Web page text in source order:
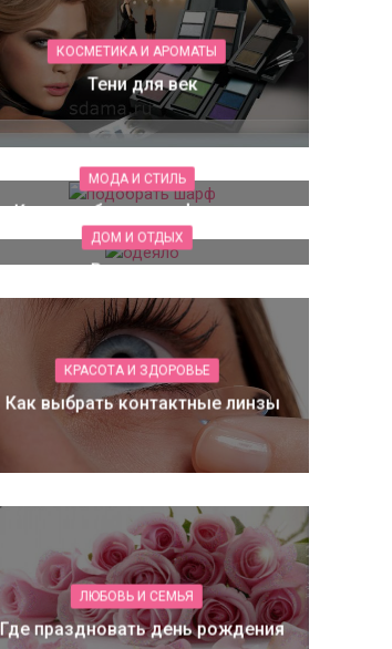
КОСМЕТИКА И АРОМАТЫ
Тени для век
МОДА И СТИЛЬ
Как подобрать шарф к куртке
ДОМ И ОТДЫХ
Виды одеял
КРАСОТА И ЗДОРОВЬЕ
Как выбрать контактные линзы
ЛЮБОВЬ И СЕМЬЯ
Где праздновать день рождения